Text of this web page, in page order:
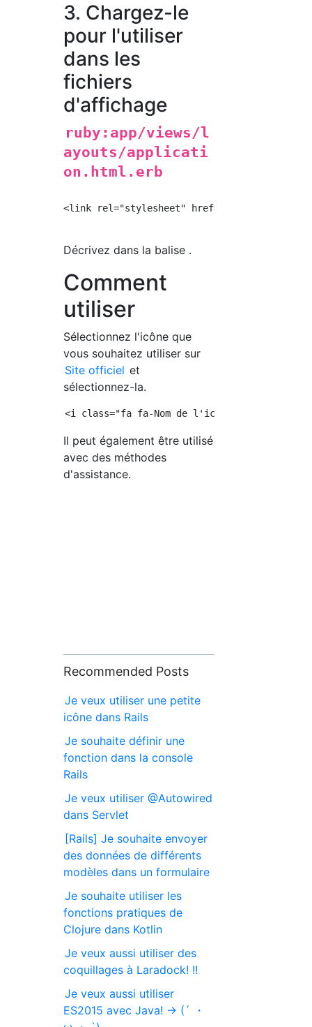
3. Chargez-le
pour l'utiliser
dans les
fichiers
d'affichage
ruby:app/views/l
ayouts/applicati
on.html.erb
<link rel="stylesheet" href="https://
Décrivez dans la balise .
Comment
utiliser
Sélectionnez l'icône que
vous souhaitez utiliser sur
Site officiel et
sélectionnez-la.
Il peut également être utilisé
avec des méthodes
d'assistance.
Recommended Posts
Je veux utiliser une petite
icône dans Rails
Je souhaite définir une
fonction dans la console
Rails
Je veux utiliser @Autowired
dans Servlet
[Rails] Je souhaite envoyer
des données de différents
modèles dans un formulaire
Je souhaite utiliser les
fonctions pratiques de
Clojure dans Kotlin
Je veux aussi utiliser des
coquillages à Laradock! !!
Je veux aussi utiliser
ES2015 avec Java! → (´ ・